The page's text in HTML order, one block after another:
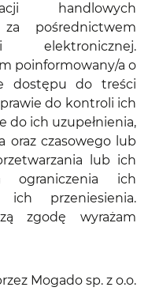
handlowych
pośrednictwem
elektronicznej.
poinformowany/a o
dostępu do treści
do kontroli ich
do ich uzupełnienia,
oraz czasowego lub
lub ich
ograniczenia ich
przeniesienia.
zgodę wyrażam
Mogado sp. z o.o.